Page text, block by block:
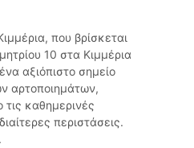
που βρίσκεται
10 στα Κιμμέρια
αξιόπιστο σημείο
αρτοποιημάτων,
καθημερινές
περιστάσεις.